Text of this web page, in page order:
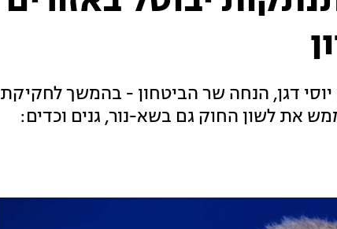
דגן, הנחה שר הביטחון - בהמשך לחקיקת
את לשון החוק גם בשא-נור, גנים וכדים: